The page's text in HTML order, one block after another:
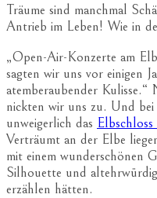
Träume sind manchmal
Antrieb im Leben! Wie in
„Open-Air-Konzerte am
sagten wir uns vor einigen
atemberaubender
nickten wir uns zu. Und bei
unweigerlich das
Verträumt an der Elbe
mit einem wunderschönen
Silhouette und
erzählen hätten.